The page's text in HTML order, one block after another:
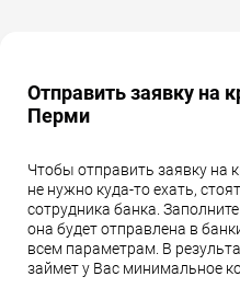
Отправить заявку на
Перми
Чтобы отправить заявку на
не нужно куда-то ехать,
сотрудника банка.
она будет отправлена в
всем параметрам. В
займет у Вас минимальное